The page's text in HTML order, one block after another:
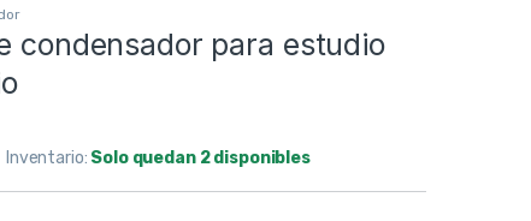
condensador para estudio
Inventario: Solo quedan 2 disponibles